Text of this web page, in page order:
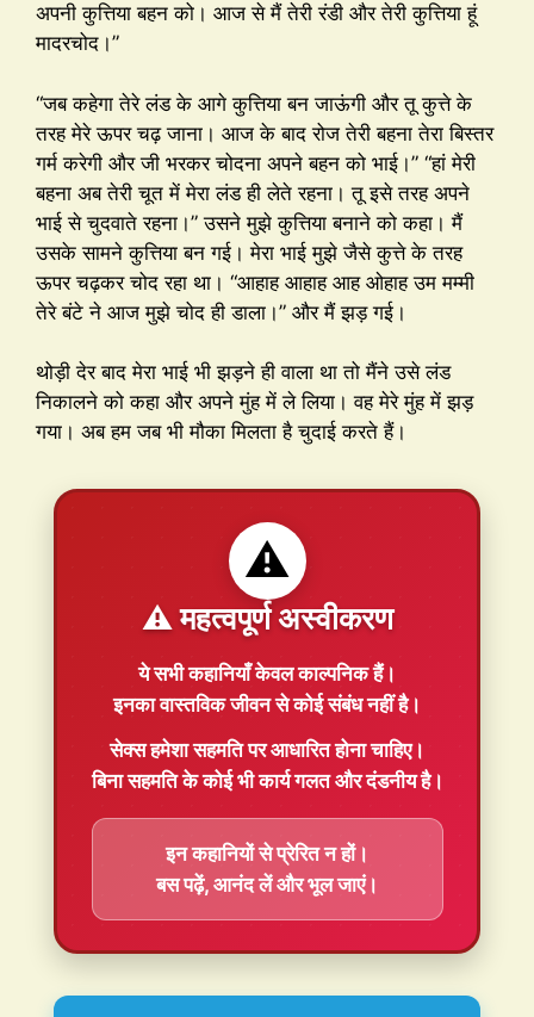
अपनी कुत्तिया बहन को। आज से मैं तेरी रंडी और तेरी कुत्तिया हूं
मादरचोद।”
“जब कहेगा तेरे लंड के आगे कुत्तिया बन जाऊंगी और तू कुत्ते के
तरह मेरे ऊपर चढ़ जाना। आज के बाद रोज तेरी बहना तेरा बिस्तर
गर्म करेगी और जी भरकर चोदना अपने बहन को भाई।” “हां मेरी
बहना अब तेरी चूत में मेरा लंड ही लेते रहना। तू इसे तरह अपने
भाई से चुदवाते रहना।” उसने मुझे कुत्तिया बनाने को कहा। मैं
उसके सामने कुत्तिया बन गई। मेरा भाई मुझे जैसे कुत्ते के तरह
ऊपर चढ़कर चोद रहा था। “आहाह आहाह आह ओहाह उम मम्मी
तेरे बंटे ने आज मुझे चोद ही डाला।” और मैं झड़ गई।
थोड़ी देर बाद मेरा भाई भी झड़ने ही वाला था तो मैंने उसे लंड
निकालने को कहा और अपने मुंह में ले लिया। वह मेरे मुंह में झड़
गया। अब हम जब भी मौका मिलता है चुदाई करते हैं।
⚠️
⚠️ महत्वपूर्ण अस्वीकरण
ये सभी कहानियाँकेवल काल्पनिकहैं।
इनका वास्तविक जीवन से कोई संबंध नहीं है।
सेक्स हमेशासहमतिपर आधारित होना चाहिए।
बिना सहमति के कोई भी कार्य गलत और दंडनीय है।
इन कहानियों से प्रेरित न हों।
बस पढ़ें, आनंद लें और भूल जाएं।